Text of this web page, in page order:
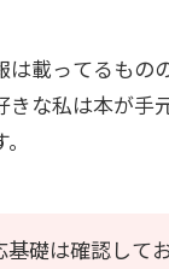
は載ってるもの
きな私は本が手
基礎は確認して